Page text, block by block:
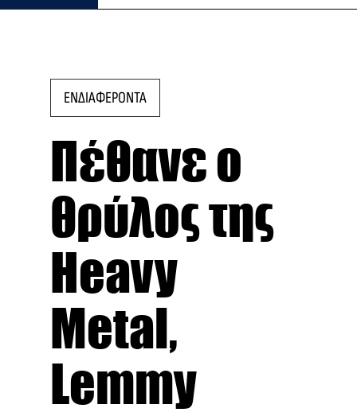
ΕΝΔΙΑΦΕΡΟΝΤΑ
Πέθανε ο
θρύλος της
Heavy
Metal,
Lemmy